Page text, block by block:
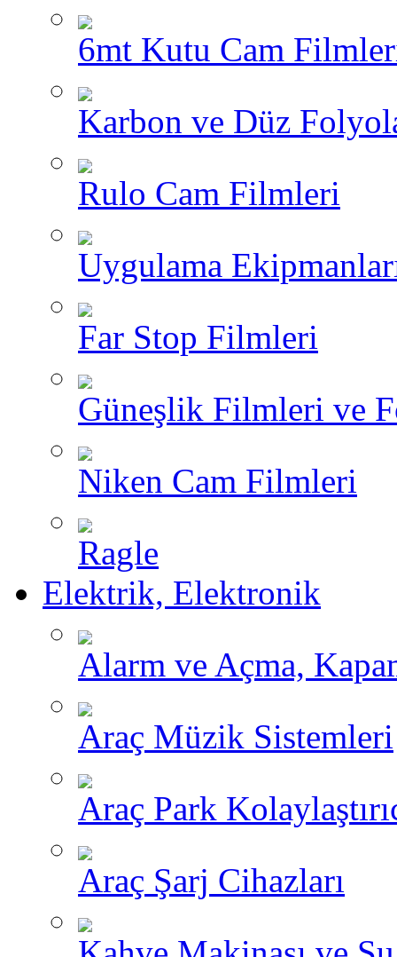
6mt Kutu Cam
Karbon ve Düz
Rulo Cam Filmleri
Uygulama
Far Stop Filmleri
Güneşlik Filmleri ve
Niken Cam Filmleri
Ragle
Elektrik, Elektronik
Alarm ve Açma,
Araç Müzik Sistemleri
Araç Park
Araç Şarj Cihazları